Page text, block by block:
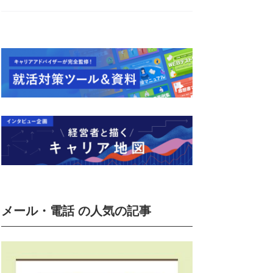
メール・電話 の人気の記事